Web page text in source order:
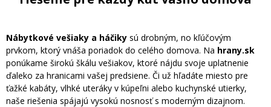
Nábytkové vešiaky a háčiky sú drobným, no kľúčovým
prvkom, ktorý vnáša poriadok do celého domova. Na hrany.sk
ponúkame širokú škálu vešiakov, ktoré nájdu svoje uplatnenie
ďaleko za hranicami vašej predsiene. Či už hľadáte miesto pre
ťažké kabáty, vlhké uteráky v kúpeľni alebo kuchynské utierky,
naše riešenia spájajú vysokú nosnosť s moderným dizajnom.